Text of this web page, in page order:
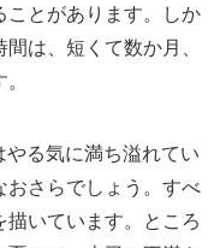
ことがあります。しか
は、短くて数か月、
る気に満ち溢れてい
おさらでしょう。すべ
いています。ところ